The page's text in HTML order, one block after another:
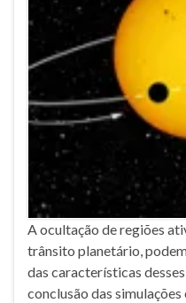
A ocultação de regiões
trânsito planetário,
das características
conclusão das